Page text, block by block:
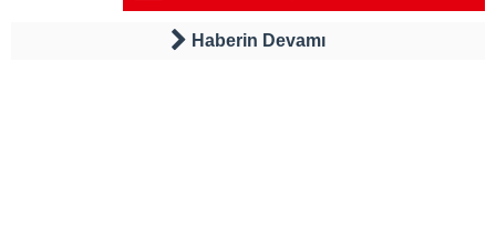
Haberin Devamı